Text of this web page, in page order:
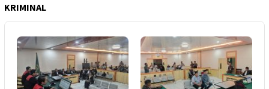
KRIMINAL